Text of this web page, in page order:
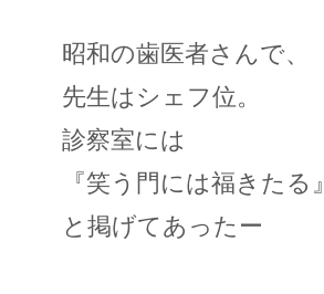
昭和の歯医者さんで、
先生はシェフ位。
診察室には
『笑う門には福きたる』
と掲げてあったー